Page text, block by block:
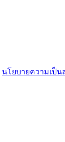
นโยบายความเป็น